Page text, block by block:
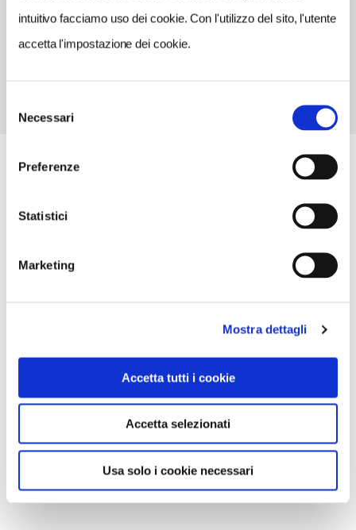
intuitivo facciamo uso dei cookie. Con l'utilizzo del sito, l'utente
accetta l'impostazione dei cookie.
delNecessari
Preferenze
Statistici
Marketing
Mostra dettagli
Accetta tutti i cookie
Accetta selezionati
Usa solo i cookie necessari
METRO
Moskovskije vorota (2)